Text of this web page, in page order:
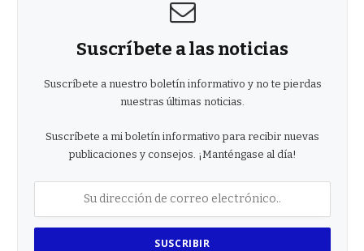
Suscríbete a las noticias
Suscríbete a nuestro boletín informativo y no te pierdas
nuestras últimas noticias.
Suscríbete a mi boletín informativo para recibir nuevas
publicaciones y consejos. ¡Manténgase al día!